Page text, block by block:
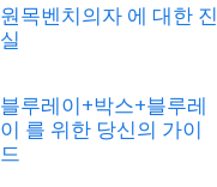
원목벤치의자 에 대한 진
실
블루레이+박스+블루레
이 를 위한 당신의 가이
드